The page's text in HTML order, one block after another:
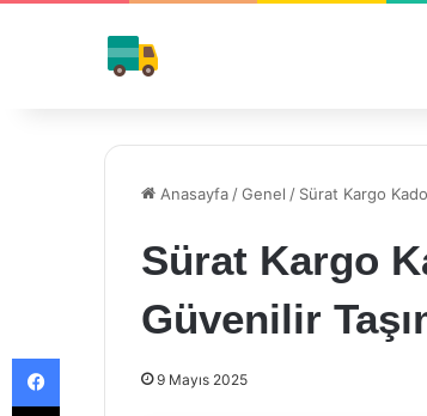
Anasayfa /Genel / Sürat Kargo
Sürat Kargo
Güvenilir
9 Mayıs 2025
Facebook
X